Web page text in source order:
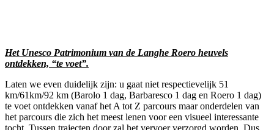
Het Unesco Patrimonium van de Langhe Roero heuvels
ontdekken, “te voet”.
Laten we even duidelijk zijn: u gaat niet respectievelijk 51
km/61km/92 km (Barolo 1 dag, Barbaresco 1 dag en Roero 1 dag)
te voet ontdekken vanaf het A tot Z parcours maar onderdelen van
het parcours die zich het meest lenen voor een visueel interessante